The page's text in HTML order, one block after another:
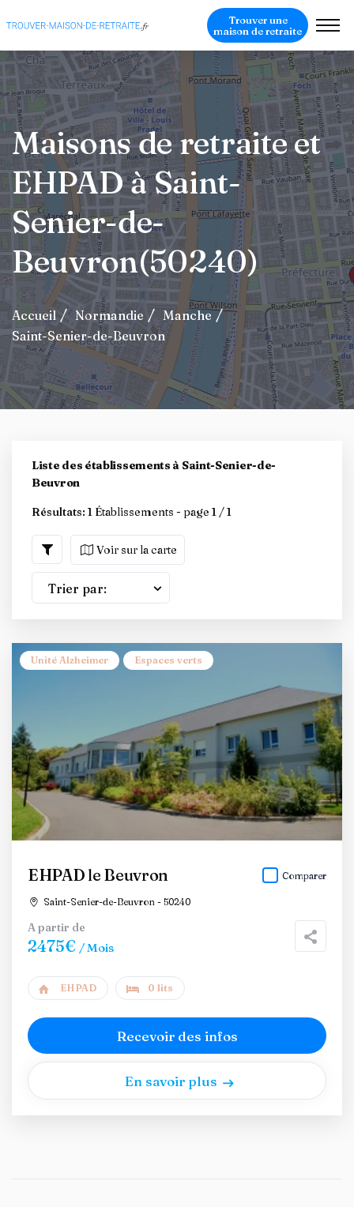
Trouver une
maison de retraite
Maisons de retraite et
EHPAD à Saint-
Senier-de-
Beuvron(50240)
Accueil Normandie
Manche
Saint-Senier-de-Beuvron
Liste des établissements à Saint-Senier-de-
Beuvron
Résultats: 1 Établissements - page 1 / 1
Voir sur la carte
Trier par:
Unité Alzheimer Espaces verts
EHPAD le Beuvron
Saint-Senier-de-Beuvron - 50240
Comparer
A partir de
2475€ / Mois
EHPAD 0 lits
Recevoir des infos
En savoir plus